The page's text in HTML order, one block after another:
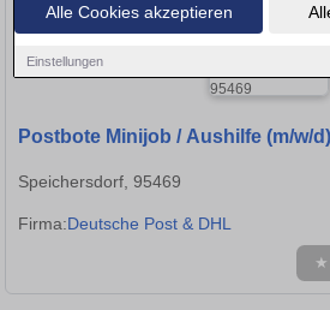
Alle Cookies akzeptieren
Einstellungen
Postbote Minijob / Aushilfe (m/w/d)
Speichersdorf, 95469
Firma:Deutsche Post & DHL
★